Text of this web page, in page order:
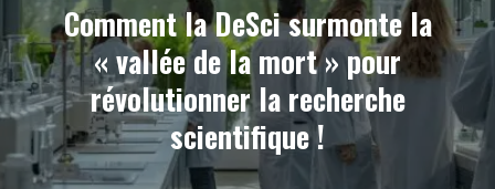
Comment la DeSci surmonte la
« vallée de la mort » pour
révolutionner la recherche
scientifique !